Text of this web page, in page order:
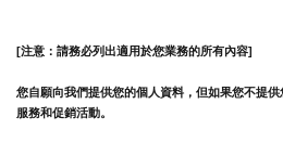
[注意：請務必列出適用於您業務的所有內容]
您自願向我們提供您的個人資料，但如果您不提
服務和促銷活動。